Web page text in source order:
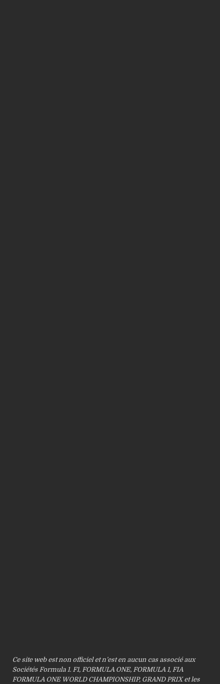
Ce site web est non officiel et n’est en aucun cas associé aux
Sociétés Formula 1. F1, FORMULA ONE, FORMULA 1, FIA
FORMULA ONE WORLD CHAMPIONSHIP, GRAND PRIX et les